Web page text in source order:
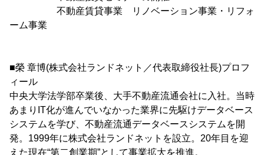
不動産賃貸事業 リノベーション事業・リフォ
ーム事業
■榮 章博(株式会社ランドネット／代表取締役社長)プロフ
ィール
中央大学法学部卒業後、大手不動産流通会社に入社。当時
あまりIT化が進んでいなかった業界に先駆けデータベース
システムを学び、不動産流通データベースシステムを開
発。1999年に株式会社ランドネットを設立。20年目を迎
えた現在“第二創業期”として事業拡大を推進。